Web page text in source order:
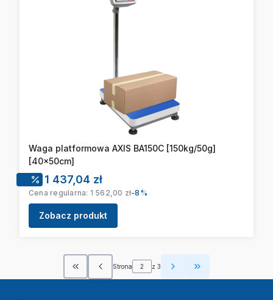
Waga platformowa AXIS BA150C [150kg/50g]
[40x50cm]
Cena promocyjna
1 437,04 zł
Cena regularna: 1 562,00 zł-8%
Zobacz produkt
Wróć do pierwszej strony z produktami
Strona z 3 Przejdź do